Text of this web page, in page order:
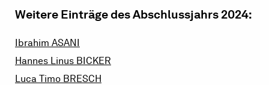
Weitere Einträge des Abschlussjahrs 2024:
Ibrahim ASANI
Hannes Linus BICKER
Luca Timo BRESCH